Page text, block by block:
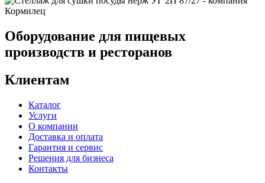
Оборудование для пищевых
производств и ресторанов
Клиентам
Каталог
Услуги
О компании
Доставка и оплата
Гарантия и сервис
Решения для бизнеса
Контакты